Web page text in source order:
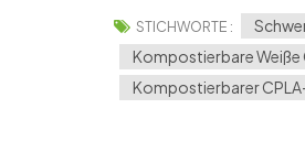
STICHWORTE :
Kompostierbare Weiße
Kompostierbarer